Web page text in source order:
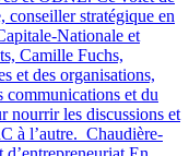
conseiller stratégique en
Nationale et
Camille Fuchs,
et des organisations,
communications et du
nourrir les discussions et
à l’autre. Chaudière-